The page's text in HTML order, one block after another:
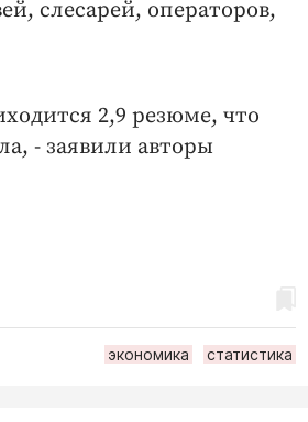
слесарей, операторов,
2,9 резюме, что
- заявили авторы
экономика статистика